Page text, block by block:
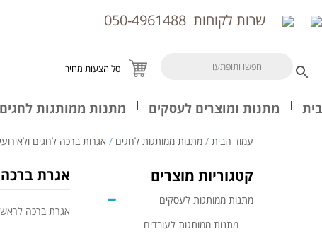
שרות לקוחות
סל הצעות מחיר
בית מתנות ומוצרים לעסקים מתנות ממותגות לחגים
עמוד הבית / מתנות ממותגות לחגים / אגרות ברכה לחגים
קטגוריות מוצרים
מתנות ממותגות לעסקים
מתנות ממותגות לעובדים
אגרת ברכה
אגרת ברכה לראש